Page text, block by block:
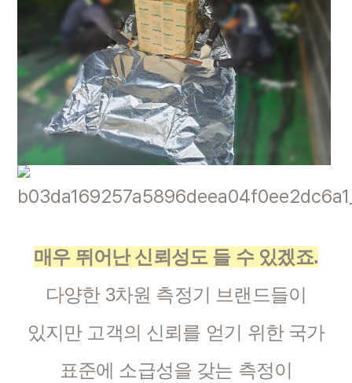
매우 뛰어난 신뢰성도 들 수 있겠죠.
다양한 3차원 측정기 브랜드들이
있지만 고객의 신뢰를 얻기 위한 국가
표준에 소급성을 갖는 측정이